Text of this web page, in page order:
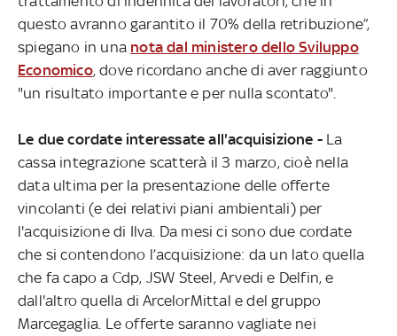
questo avranno garantito il 70% della retribuzione”,
spiegano in una nota dal ministero dello Sviluppo
Economico, dove ricordano anche di aver raggiunto
"un risultato importante e per nulla scontato".
Le due cordate interessate all'acquisizione - La
cassa integrazione scatterà il 3 marzo, cioè nella
data ultima per la presentazione delle offerte
vincolanti (e dei relativi piani ambientali) per
l'acquisizione di Ilva. Da mesi ci sono due cordate
che si contendono l’acquisizione: da un lato quella
che fa capo a Cdp, JSW Steel, Arvedi e Delfin, e
dall'altro quella di ArcelorMittal e del gruppo
Marcegaglia. Le offerte saranno vagliate nei